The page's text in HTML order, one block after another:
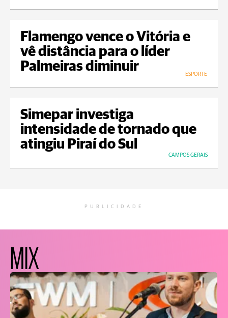
Flamengo vence o Vitória e
vê distância para o líder
Palmeiras diminuir
ESPORTE
Simepar investiga
intensidade de tornado que
atingiu Piraí do Sul
CAMPOS GERAIS
PUBLICIDADE
MIX